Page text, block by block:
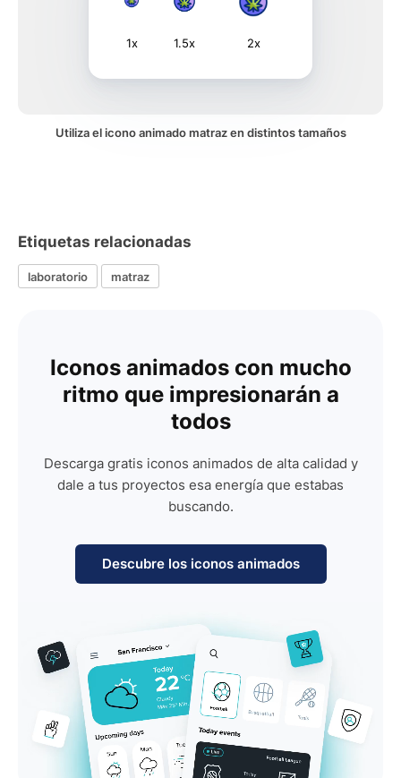
1x 1.5x 2x
Utiliza el icono animado matraz en distintos tamaños
Etiquetas relacionadas
laboratorio matraz
Iconos animados con mucho
ritmo que impresionarán a
todos
Descarga gratis iconos animados de alta calidad y
dale a tus proyectos esa energía que estabas
buscando.
Descubre los iconos animados